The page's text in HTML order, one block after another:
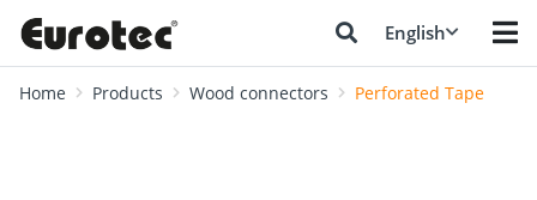
English
Home Products Wood connectors Perforated Tape